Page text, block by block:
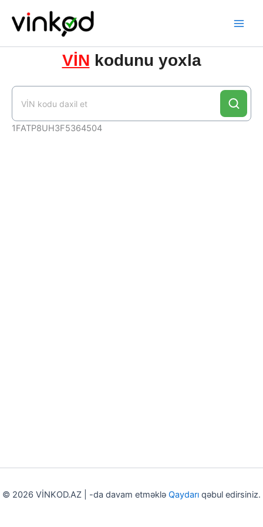
content
VİN kodunu yoxla
1FATP8UH3F5364504
© 2026 VİNKOD.AZ | -da davam etməklə Qaydarı qəbul edirsiniz.